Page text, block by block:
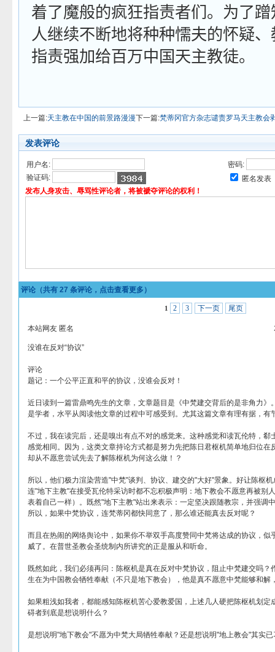
着了魔般的疯狂指责者们。为了
人继续不断地将种种懦夫的怀疑、
指责强加给百万中国天主教徒。
上一篇:天主教在中国的前景路漫漫下一篇:梵蒂冈官方杂志谴责罗马天主教会
发表评论
用户名:
密码:
验证码:
匿名发表
发布人身攻击、辱骂性评论者，将被褫夺评论的权利！
评论（共有 27 条评论，点击查看更多）
1 2 3 下一页 尾页
本站网友 匿名
没谁在反对“协议”
评论
题记：一个公平正直和平的协议，没谁会反对！
近日读到一篇雷鼎鸣先生的文章，文章题目是《中梵建交背后的是非角力》
是学者，水平从阅读他文章的过程中可感受到。尤其这篇文章有理有据，有
不过，我在读完后，还是嗅出有点不对的感觉来。这种感觉和读瓦伦特，郗
感觉相同。因为，这类文章持论方式都是努力先把陈日君枢机简单地归位在
却从不愿意尝试先去了解陈枢机为何这么做！？
所以，他们极力渲染营造"中梵"谈判、协议、建交的"大好"景象。好让陈枢
连"地下主教"在接受瓦伦特采访时都不忘积极声明：地下教会不愿意再被别
表着自己一样）。既然"地下主教"站出来表示：一定坚决跟随教宗，并强调
所以，如果中梵协议，连梵蒂冈都快同意了，那么谁还能真去反对呢？
而且在热闹的网络舆论中，如果你不举双手高度赞同中梵将达成的协议，似
威了。在普世圣教会圣统制内所讲究的正是服从和听命。
既然如此，我们必须再问：陈枢机是真在反对中梵协议，阻止中梵建交吗？
生在为中国教会牺牲奉献（不只是地下教会），他是真不愿意中梵能够和解
如果粗浅如我者，都能感知陈枢机苦心爱教爱国，上述几人硬把陈枢机划定
碍者到底是想说明什么？
是想说明"地下教会"不愿为中梵大局牺牲奉献？还是想说明"地上教会"其实